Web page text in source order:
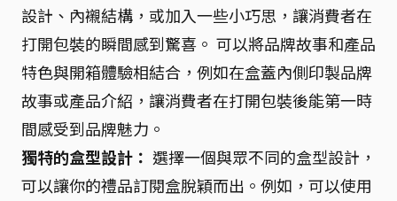
設計、內襯結構，或加入一些小巧思，讓消費者在
打開包裝的瞬間感到驚喜。 可以將品牌故事和產品
特色與開箱體驗相結合，例如在盒蓋內側印製品牌
故事或產品介紹，讓消費者在打開包裝後能第一時
間感受到品牌魅力。
獨特的盒型設計： 選擇一個與眾不同的盒型設計，
可以讓你的禮品訂閱盒脫穎而出。例如，可以使用